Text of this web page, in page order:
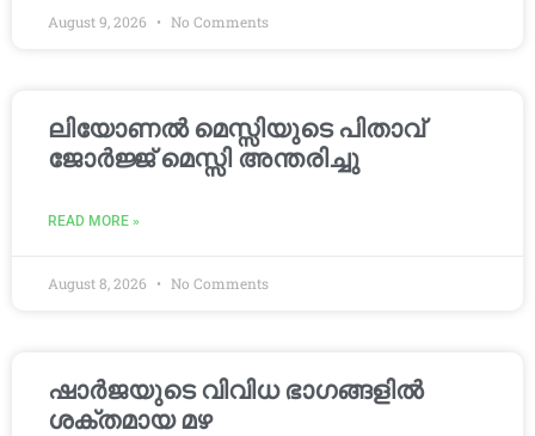
August 9, 2026 No Comments
ലിയോണൽ മെസ്സിയുടെ പിതാവ്
ജോർജ്ജ് മെസ്സി അന്തരിച്ചു
READ MORE »
August 8, 2026 No Comments
ഷാർജയുടെ വിവിധ ഭാഗങ്ങളിൽ
ശക്തമായ മഴ